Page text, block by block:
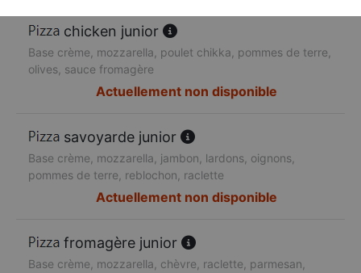
chicken junior
Base crème, mozzarella, poulet chikka, pommes de terre,
olives, sauce fromagère
Actuellement non disponible
savoyarde junior
Base crème, mozzarella, jambon, lardons, oignons,
pommes de terre, reblochon, raclette
Actuellement non disponible
fromagère junior
Base crème, mozzarella, chèvre, raclette, parmesan,